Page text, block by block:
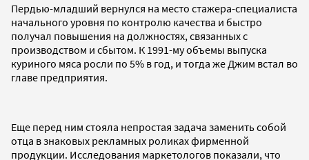
Пердью-младший вернулся на место стажера-специалиста
начального уровня по контролю качества и быстро
получал повышения на должностях, связанных с
производством и сбытом. К 1991-му объемы выпуска
куриного мяса росли по 5% в год, и тогда же Джим встал во
главе предприятия.
Еще перед ним стояла непростая задача заменить собой
отца в знаковых рекламных роликах фирменной
продукции. Исследования маркетологов показали, что